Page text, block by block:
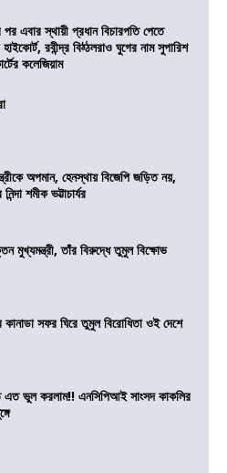
এবার স্থায়ী প্রধান বিচারপতি পেতে
রবীন্দ্র বিঠ্ঠলরাও ঘুগের নাম সুপারিশ
কলেজিয়াম
অপমান, হেনস্থায় বিজেপি জড়িত নয়,
শমীক ভট্টাচার্যর
মুখ্যমন্ত্রী, তাঁর বিরুদ্ধে তুমুল বিক্ষোভ
সফর ঘিরে তুমুল বিরোধিতা ওই দেশে
এত ভুল করলাম!! এনসিপিআই সাংসদ কাকলির